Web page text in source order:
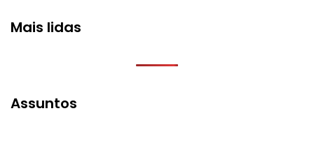
Mais lidas
Assuntos